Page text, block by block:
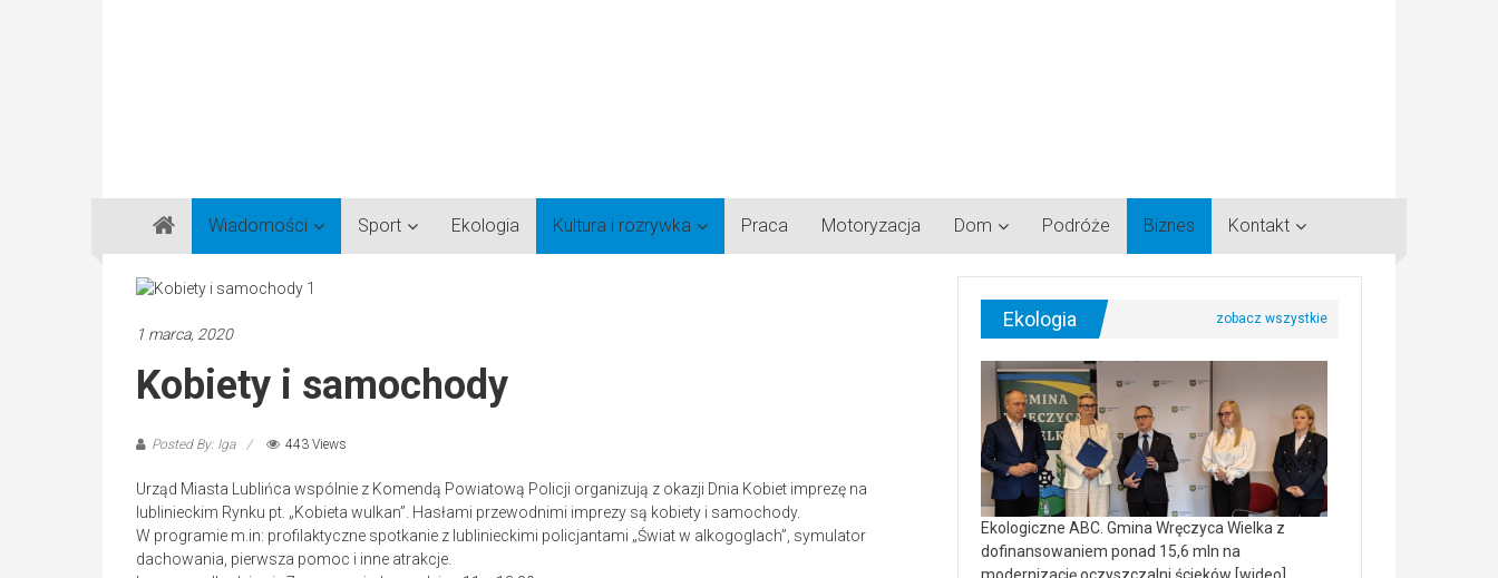
Gazeta
Regionalna
Częstochowa,
Lubliniec,
Wiadomości Sport Ekologia Kultura i rozrywka Praca Motoryzacja Dom Podróże Biznes Kontakt
1 marca, 2020
Kobiety i samochody
Posted By: Iga 443 Views
Urząd Miasta Lublińca wspólnie z Komendą Powiatową Policji organizują z okazji Dnia Kobiet imprezę na
lublinieckim Rynku pt. „Kobieta wulkan”. Hasłami przewodnimi imprezy są kobiety i samochody.
W programie m.in: profilaktyczne spotkanie z lublinieckimi policjantami „Świat w alkogoglach”, symulator
dachowania, pierwsza pomoc i inne atrakcje.
Ekologia
Ekologiczne ABC. Gmina Wręczyca Wielka z
dofinansowaniem ponad 15,6 mln na